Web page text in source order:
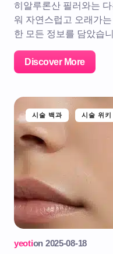
히알루론산 필러와는
워 자연스럽고 오래가
한 모든 정보를 담았습
Discover More
시술 백과 시술 위키
yeotion 2025-08-18